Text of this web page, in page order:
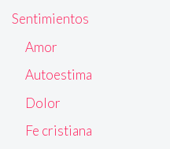
Sentimientos
Amor
Autoestima
Dolor
Fe cristiana